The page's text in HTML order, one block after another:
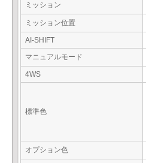
ミッション
ミッション位置
AI-SHIFT
マニュアルモード
4WS
標準色
オプション色